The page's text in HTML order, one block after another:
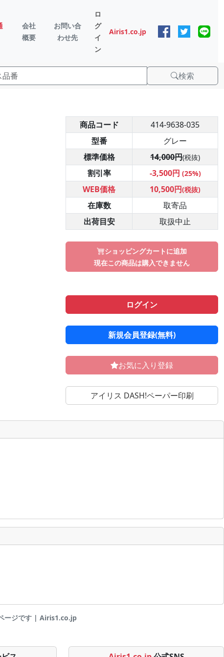
会社
概要
お問い合
わせ先
ロ
グ
イ
ン
Airis1.co.jp
検索
商品コード
414-9638-035
型番
グレー
標準価格
14,000円(税抜)
割引率 -3,500円 (25%)
WEB価格 10,500円(税抜)
在庫数
取寄品
出荷目安
取扱中止
ショッピングカートに追加
現在この商品は購入できません
ログイン
新規会員登録(無料)
お気に入り登録
アイリス DASH!ペーパー印刷
ージです | Airis1.co.jp